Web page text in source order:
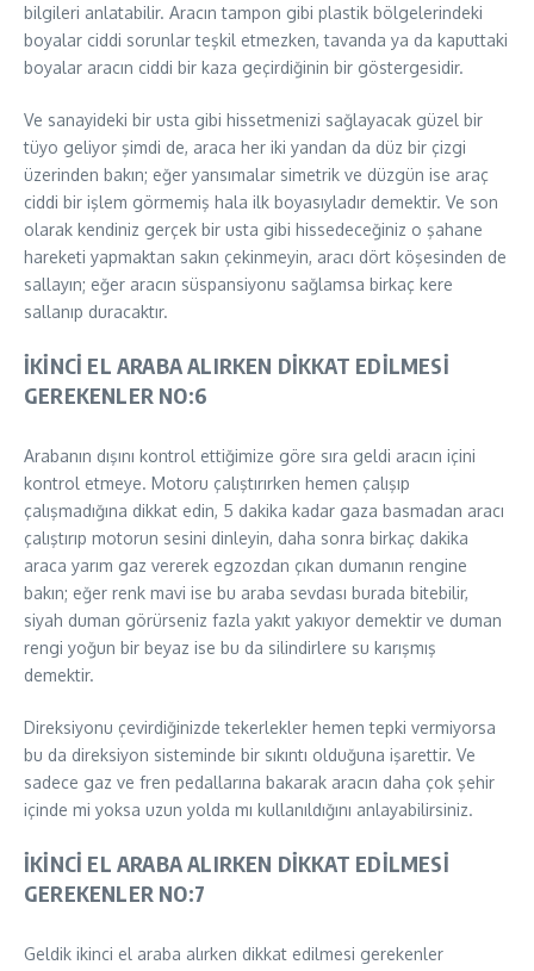
bilgileri anlatabilir. Aracın tampon gibi plastik bölgelerindeki
boyalar ciddi sorunlar teşkil etmezken, tavanda ya da kaputtaki
boyalar aracın ciddi bir kaza geçirdiğinin bir göstergesidir.
Ve sanayideki bir usta gibi hissetmenizi sağlayacak güzel bir
tüyo geliyor şimdi de, araca her iki yandan da düz bir çizgi
üzerinden bakın; eğer yansımalar simetrik ve düzgün ise araç
ciddi bir işlem görmemiş hala ilk boyasıyladır demektir. Ve son
olarak kendiniz gerçek bir usta gibi hissedeceğiniz o şahane
hareketi yapmaktan sakın çekinmeyin, aracı dört köşesinden de
sallayın; eğer aracın süspansiyonu sağlamsa birkaç kere
sallanıp duracaktır.
İKİNCİ EL ARABA ALIRKEN DİKKAT EDİLMESİ
GEREKENLER NO:6
Arabanın dışını kontrol ettiğimize göre sıra geldi aracın içini
kontrol etmeye. Motoru çalıştırırken hemen çalışıp
çalışmadığına dikkat edin, 5 dakika kadar gaza basmadan aracı
çalıştırıp motorun sesini dinleyin, daha sonra birkaç dakika
araca yarım gaz vererek egzozdan çıkan dumanın rengine
bakın; eğer renk mavi ise bu araba sevdası burada bitebilir,
siyah duman görürseniz fazla yakıt yakıyor demektir ve duman
rengi yoğun bir beyaz ise bu da silindirlere su karışmış
demektir.
Direksiyonu çevirdiğinizde tekerlekler hemen tepki vermiyorsa
bu da direksiyon sisteminde bir sıkıntı olduğuna işarettir. Ve
sadece gaz ve fren pedallarına bakarak aracın daha çok şehir
içinde mi yoksa uzun yolda mı kullanıldığını anlayabilirsiniz.
İKİNCİ EL ARABA ALIRKEN DİKKAT EDİLMESİ
GEREKENLER NO:7
Geldik ikinci el araba alırken dikkat edilmesi gerekenler